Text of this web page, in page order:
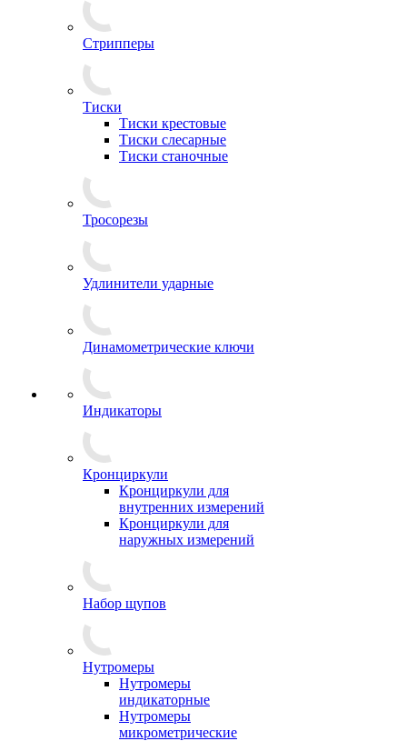
Стрипперы
Тиски
Тиски крестовые
Тиски слесарные
Тиски станочные
Тросорезы
Удлинители ударные
Динамометрические ключи
Индикаторы
Кронциркули
Кронциркули для
внутренних измерений
Кронциркули для
наружных измерений
Набор щупов
Нутромеры
Нутромеры
индикаторные
Нутромеры
микрометрические